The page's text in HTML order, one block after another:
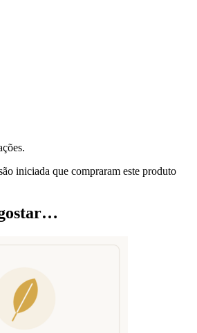
iniciada que compraram este produto